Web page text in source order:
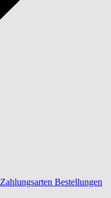
Zahlungsarten Bestellungen